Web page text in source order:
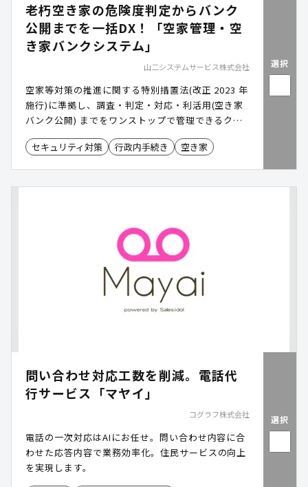
老朽空き家の危険度判定からバンク
公開までを一括DX！「空家管理・空
き家バンクシステム」
山二システムサービス株式会社
空家等対策の推進に関する特別措置法(改正 2023 年
施行)に準拠し、調査・判定・対応・利活用(空き家
バンク公開) までをワンストップで管理できるクラ
ウド空家管理・空き家バンクシステムです。現地写
真・危険度判定・交渉記録を一元化し、地図上で所
セキュリティ対策 行政内手続き 空き家
選択
問い合わせ対応工数を削減。電話代
行サービス「マヤイ」
コグラフ株式会社
電話の一次対応はAIにお任せ。問い合わせ内容に合
わせた応答内容で業務効率化。住民サービスの向上
を実現します。
選択